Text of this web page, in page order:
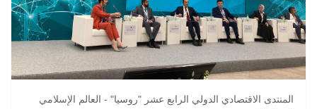
المنتدى الاقتصادي الدولي الرابع عشر "روسيا" - العالم الإسلامي